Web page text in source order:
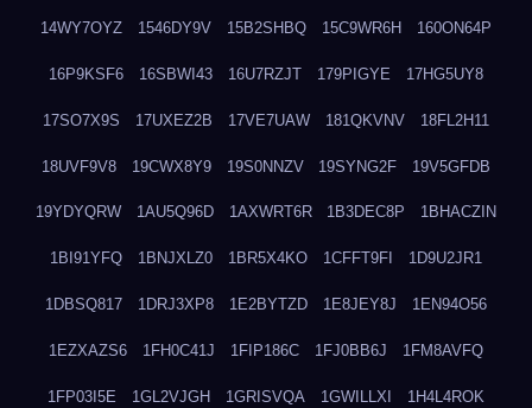
14WY7OYZ 1546DY9V 15B2SHBQ 15C9WR6H 160ON64P
16P9KSF6 16SBWI43 16U7RZJT 179PIGYE 17HG5UY8
17SO7X9S 17UXEZ2B 17VE7UAW 181QKVNV 18FL2H11
18UVF9V8 19CWX8Y9 19S0NNZV 19SYNG2F 19V5GFDB
19YDYQRW 1AU5Q96D 1AXWRT6R 1B3DEC8P 1BHACZIN
1BI91YFQ 1BNJXLZ0 1BR5X4KO 1CFFT9FI 1D9U2JR1
1DBSQ817 1DRJ3XP8 1E2BYTZD 1E8JEY8J 1EN94O56
1EZXAZS6 1FH0C41J 1FIP186C 1FJ0BB6J 1FM8AVFQ
1FP03I5E 1GL2VJGH 1GRISVQA 1GWILLXI 1H4L4ROK